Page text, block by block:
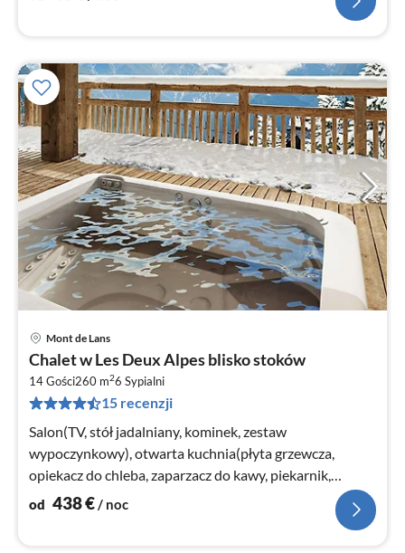
Mont de Lans
Chalet w Les Deux Alpes blisko stoków
14 Gości260 m26 Sypialni
15 recenzji
Salon(TV, stół jadalniany, kominek, zestaw
wypoczynkowy), otwarta kuchnia(płyta grzewcza,
opiekacz do chleba, zaparzacz do kawy, piekarnik,
kuchenka mikrofalowa, zmywarka do naczyń...
od 438€ / noc